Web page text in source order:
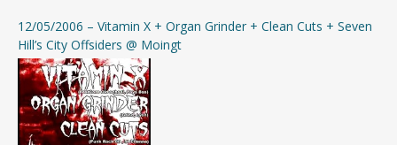
12/05/2006 – Vitamin X + Organ Grinder + Clean Cuts + Seven
Hill’s City Offsiders @ Moingt